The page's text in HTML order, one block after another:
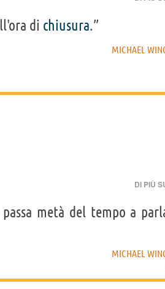
di chiusura.”
MICHAEL
DI PIÙ
passa metà del tempo a
MICHAEL